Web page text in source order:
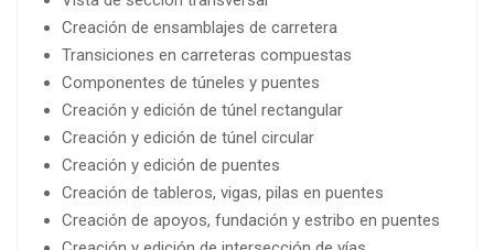
Creación de ensamblajes de carretera
Transiciones en carreteras compuestas
Componentes de túneles y puentes
Creación y edición de túnel rectangular
Creación y edición de túnel circular
Creación y edición de puentes
Creación de tableros, vigas, pilas en puentes
Creación de apoyos, fundación y estribo en puentes